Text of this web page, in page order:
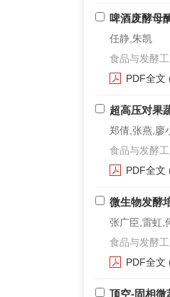
啤酒废酵母
任静,朱凯
食品与发酵
PDF全文
超高压对果
郑倩,张燕,廖
食品与发酵
PDF全文
微生物发酵
张广臣,雷虹,
食品与发酵
PDF全文
顶空-固相微